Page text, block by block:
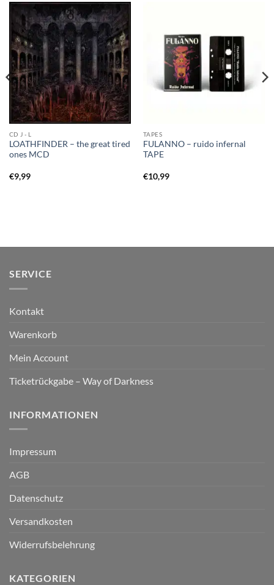
CD J - L
LOATHFINDER – the great tired
ones MCD
€9,99
TAPES
FULANNO – ruido infernal
TAPE
€10,99
SERVICE
Kontakt
Warenkorb
Mein Account
Ticketrückgabe – Way of Darkness
INFORMATIONEN
Impressum
AGB
Datenschutz
Versandkosten
Widerrufsbelehrung
KATEGORIEN